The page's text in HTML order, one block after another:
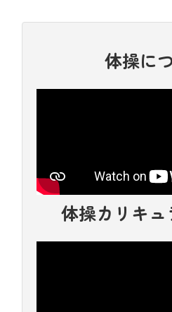
体操に
体操カリキ